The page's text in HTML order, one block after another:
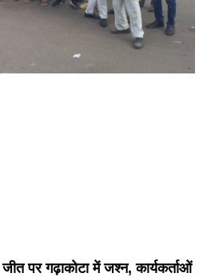
पर गढ़ाकोटा में जश्न, कार्यकर्ताओं